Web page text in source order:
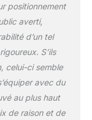
positionnement
averti,
d’un tel
S’ils
celui-ci semble
avec du
au plus haut
de raison et de